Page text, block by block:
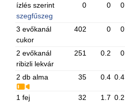
ízlés szerint
szegfűszeg
0 0 0
3 evőkanál
cukor
402 0 0
2 evőkanál
ribizli lekvár
251 0.2 0
2 db alma 35 0.4 0.4
1 fej
32 1.7 0.2